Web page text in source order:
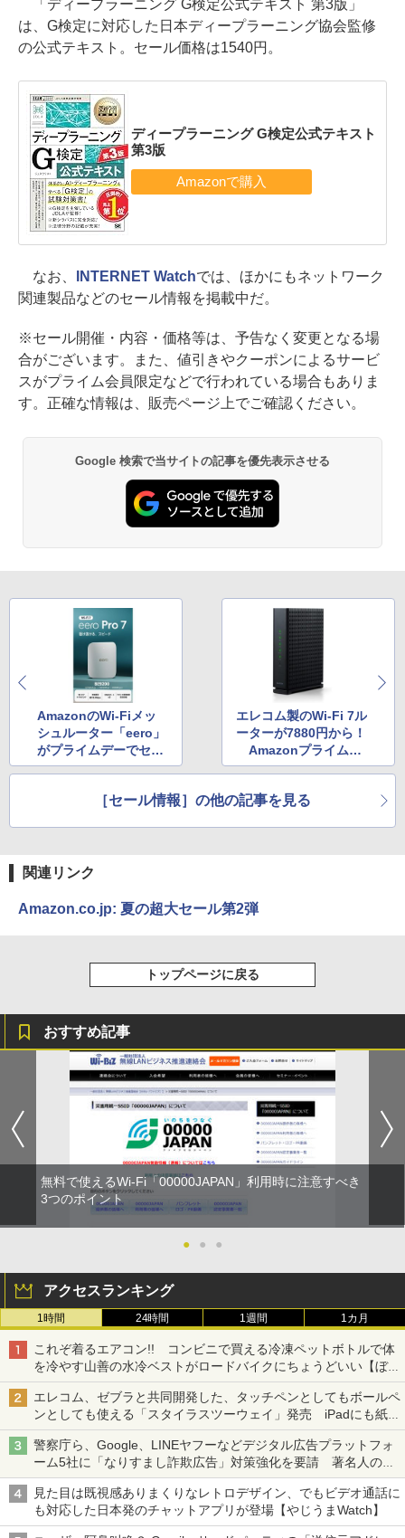
「ディープラーニング G検定公式テキスト 第3版」
は、G検定に対応した日本ディープラーニング協会監修
の公式テキスト。セール価格は1540円。
ディープラーニング G検定公式テキスト
第3版
なお、 INTERNET Watchでは、ほかにもネットワーク
関連製品などのセール情報を掲載中だ。
※セール開催・内容・価格等は、予告なく変更となる場
合がございます。また、値引きやクーポンによるサービ
スがプライム会員限定などで行われている場合もありま
す。正確な情報は、販売ページ上でご確認ください。
Google 検索で当サイトの記事を優先表示させる
AmazonのWi-Fiメッ
シュルーター「eero」
がプライムデーでセー
ル中！
エレコム製のWi-Fi 7ル
ーターが7880円から！
Amazonプライムデ
ー
［セール情報］の他の記事を見る
関連リンク
Amazon.co.jp: 夏の超大セール第2弾
トップページに戻る
おすすめ記事
無料で使えるWi-Fi「00000JAPAN」利用時に注意すべき
3つのポイント
● ● ●
アクセスランキング
1時間 24時間 1週間 1カ月
これぞ着るエアコン!! コンビニで買える冷凍ペットボトルで体
を冷やす山善の水冷ベストがロードバイクにちょうどいい【ぼっ
ち・ざ・ろーど！その14】【空いた時間でなにしてる？】
エレコム、ゼブラと共同開発した、タッチペンとしてもボールペ
ンとしても使える「スタイラスツーウェイ」発売 iPadにも紙に
も、持ち替えずに書き込める
警察庁ら、Google、LINEヤフーなどデジタル広告プラットフォ
ーム5社に「なりすまし詐欺広告」対策強化を要請 著名人の写
真や映像を使った投資詐欺などへの対策として
見た目は既視感ありまくりなレトロデザイン、でもビデオ通話に
も対応した日本発のチャットアプリが登場【やじうまWatch】